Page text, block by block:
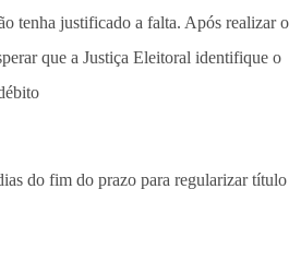
tenha justificado a falta. Após realizar o
que a Justiça Eleitoral identifique o